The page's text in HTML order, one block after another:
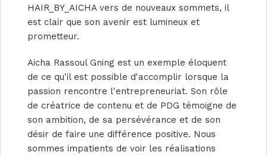
HAIR_BY_AICHA vers de nouveaux sommets, il
est clair que son avenir est lumineux et
prometteur.
Aicha Rassoul Gning est un exemple éloquent
de ce qu'il est possible d'accomplir lorsque la
passion rencontre l'entrepreneuriat. Son rôle
de créatrice de contenu et de PDG témoigne de
son ambition, de sa persévérance et de son
désir de faire une différence positive. Nous
sommes impatients de voir les réalisations